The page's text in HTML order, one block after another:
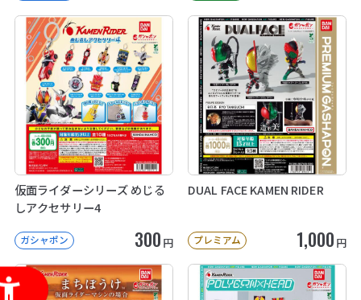
仮面ライダーシリーズ めじる
しアクセサリー4
ガシャポン 300 円
DUAL FACE KAMEN RIDER
プレミアム 1,000 円